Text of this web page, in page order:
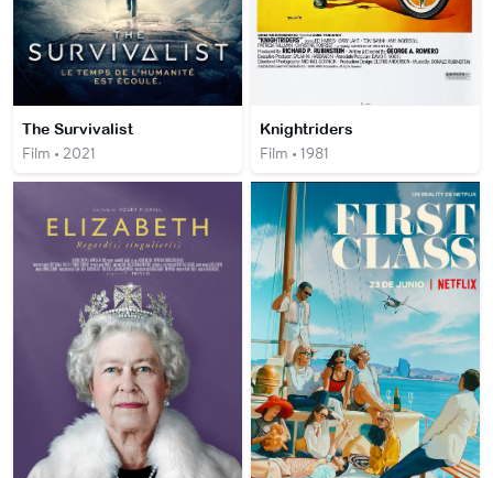
The Survivalist
Film • 2021
Knightriders
Film • 1981